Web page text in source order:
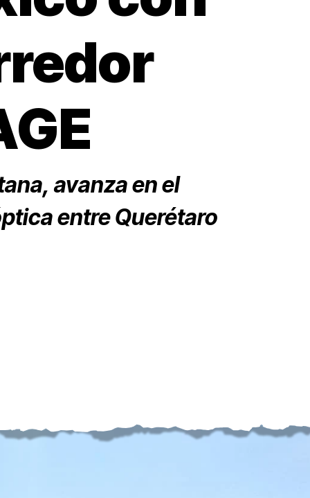
avanza en el
entre Querétaro